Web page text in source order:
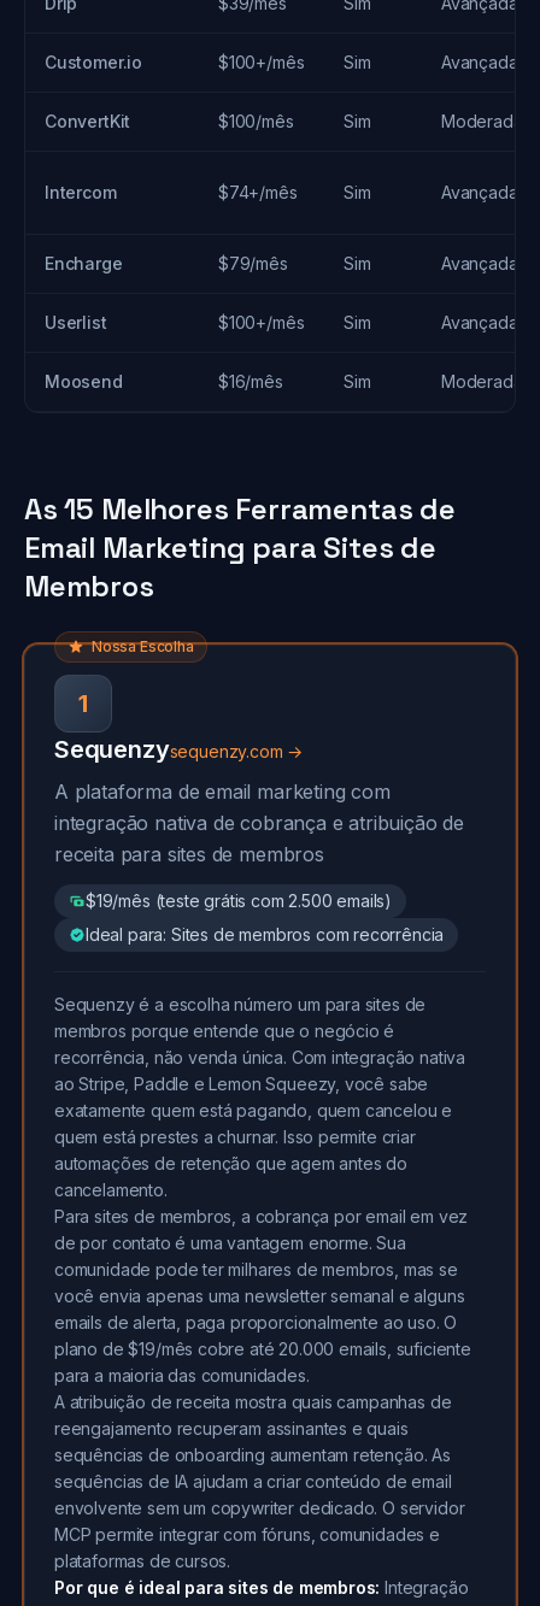
Customer.io $100+/mês Sim Avançada
ConvertKit $100/mês Sim Moderada
Intercom $74+/mês Sim Avançada
Encharge $79/mês Sim Avançada
Userlist $100+/mês Sim Avançada
Moosend $16/mês Sim Moderada
As 15 Melhores Ferramentas de
Email Marketing para Sites de
Membros
Nossa Escolha
1
Sequenzysequenzy.com →
A plataforma de email marketing com
integração nativa de cobrança e atribuição de
receita para sites de membros
$19/mês (teste grátis com 2.500 emails)
Ideal para: Sites de membros com recorrência
Sequenzy é a escolha número um para sites de
membros porque entende que o negócio é
recorrência, não venda única. Com integração nativa
ao Stripe, Paddle e Lemon Squeezy, você sabe
exatamente quem está pagando, quem cancelou e
quem está prestes a churnar. Isso permite criar
automações de retenção que agem antes do
cancelamento.
Para sites de membros, a cobrança por email em vez
de por contato é uma vantagem enorme. Sua
comunidade pode ter milhares de membros, mas se
você envia apenas uma newsletter semanal e alguns
emails de alerta, paga proporcionalmente ao uso. O
plano de $19/mês cobre até 20.000 emails, suficiente
para a maioria das comunidades.
A atribuição de receita mostra quais campanhas de
reengajamento recuperam assinantes e quais
sequências de onboarding aumentam retenção. As
sequências de IA ajudam a criar conteúdo de email
envolvente sem um copywriter dedicado. O servidor
MCP permite integrar com fóruns, comunidades e
plataformas de cursos.
Por que é ideal para sites de membros: Integração